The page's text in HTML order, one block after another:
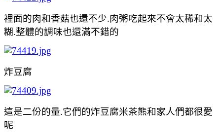
裡面的肉和香菇也還不少.肉粥吃起來不會太稀和太
糊.整體的調味也還滿不錯的
炸豆腐
這是二份的量.它們的炸豆腐米茶熊和家人們都很愛
呢